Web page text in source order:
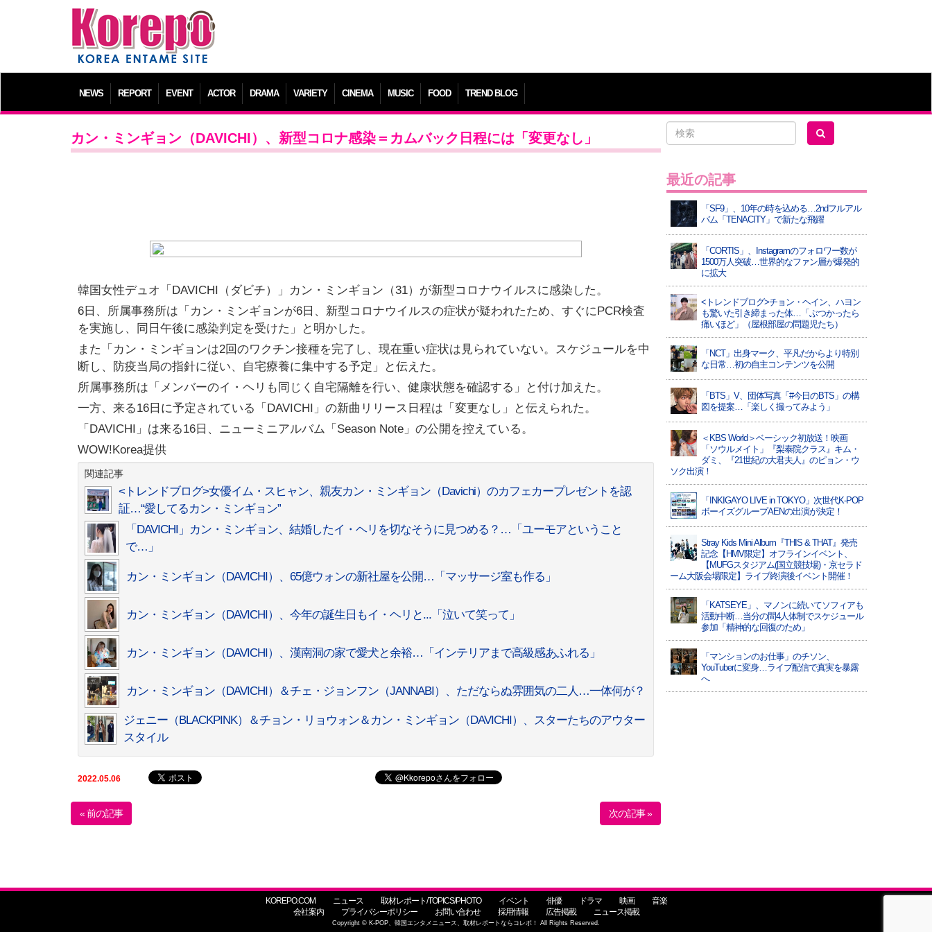
NEWS REPORT EVENT ACTOR DRAMA VARIETY CINEMA MUSIC FOOD TREND BLOG
カン・ミンギョン（DAVICHI）、新型コロナ感染＝カムバック日程には「変更なし」
韓国女性デュオ「DAVICHI（ダビチ）」カン・ミンギョン（31）が新型コロナウイルスに感染した。
6日、所属事務所は「カン・ミンギョンが6日、新型コロナウイルスの症状が疑われたため、すぐにPCR検査
を実施し、同日午後に感染判定を受けた」と明かした。
また「カン・ミンギョンは2回のワクチン接種を完了し、現在重い症状は見られていない。スケジュールを中
断し、防疫当局の指針に従い、自宅療養に集中する予定」と伝えた。
所属事務所は「メンバーのイ・ヘリも同じく自宅隔離を行い、健康状態を確認する」と付け加えた。
一方、来る16日に予定されている「DAVICHI」の新曲リリース日程は「変更なし」と伝えられた。
「DAVICHI」は来る16日、ニューミニアルバム「Season Note」の公開を控えている。
WOW!Korea提供
関連記事
<トレンドブログ>女優イム・スヒャン、親友カン・ミンギョン（Davichi）のカフェカープレゼントを認
証…“愛してるカン・ミンギョン”
「DAVICHI」カン・ミンギョン、結婚したイ・ヘリを切なそうに見つめる？…「ユーモアということ
で…」
カン・ミンギョン（DAVICHI）、65億ウォンの新社屋を公開…「マッサージ室も作る」
カン・ミンギョン（DAVICHI）、今年の誕生日もイ・ヘリと...「泣いて笑って」
カン・ミンギョン（DAVICHI）、漢南洞の家で愛犬と余裕…「インテリアまで高級感あふれる」
カン・ミンギョン（DAVICHI）＆チェ・ジョンフン（JANNABI）、ただならぬ雰囲気の二人…一体何が？
ジェニー（BLACKPINK）＆チョン・リョウォン＆カン・ミンギョン（DAVICHI）、スターたちのアウター
スタイル
2022.05.06
« 前の記事 次の記事 »
最近の記事
「SF9」、10年の時を込める…2ndフルアル
バム「TENACITY」で新たな飛躍
「CORTIS」、Instagramのフォロワー数が
1500万人突破…世界的なファン層が爆発的
に拡大
<トレンドブログ>チョン・ヘイン、ハヨン
も驚いた引き締まった体…「ぶつかったら
痛いほど」（屋根部屋の問題児たち）
「NCT」出身マーク、平凡だからより特別
な日常…初の自主コンテンツを公開
「BTS」V、団体写真「#今日のBTS」の構
図を提案…「楽しく撮ってみよう」
＜KBS World＞ベーシック初放送！映画
「ソウルメイト」『梨泰院クラス』キム・
ダミ、『21世紀の大君夫人』のピョン・ウ
ソク出演！
「INKIGAYO LIVE in TOKYO」次世代K-POP
ボーイズグループAENの出演が決定！
Stray Kids Mini Album『THIS & THAT』発売
記念【HMV限定】オフラインイベント、
【MUFGスタジアム(国立競技場)・京セラド
ーム大阪会場限定】ライブ終演後イベント開催！
「KATSEYE」、マノンに続いてソフィアも
活動中断…当分の間4人体制でスケジュール
参加「精神的な回復のため」
「マンションのお仕事」のチソン、
YouTuberに変身…ライブ配信で真実を暴露
へ
KOREPO.COM ニュース 取材レポート/TOPICS/PHOTO イベント 俳優 ドラマ 映画
音楽
会社案内
プライバシーポリシー お問い合わせ 採用情報 広告掲載 ニュース掲載
Copyright © K-POP、韓国エンタメニュース、取材レポートならコレポ！ All Rights Reserved.